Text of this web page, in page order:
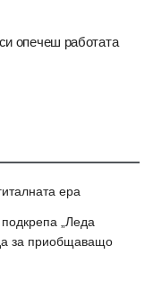
опечеш работата
ера
„Леда
за приобщаващо